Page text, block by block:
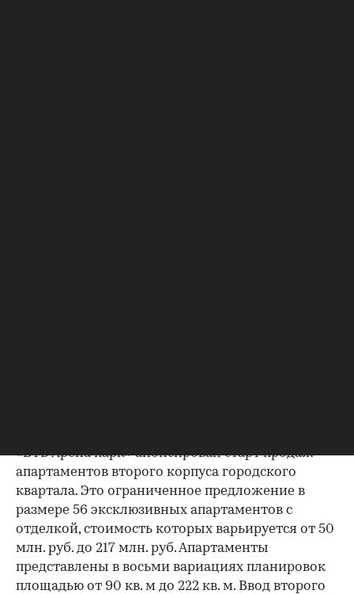
«ВТБ Арена парк» анонсирован старт продаж
апартаментов второго корпуса городского
квартала. Это ограниченное предложение в
размере 56 эксклюзивных апартаментов с
отделкой, стоимость которых варьируется от 50
млн. руб. до 217 млн. руб. Апартаменты
представлены в восьми вариациях планировок
площадью от 90 кв. м до 222 кв. м. Ввод второго